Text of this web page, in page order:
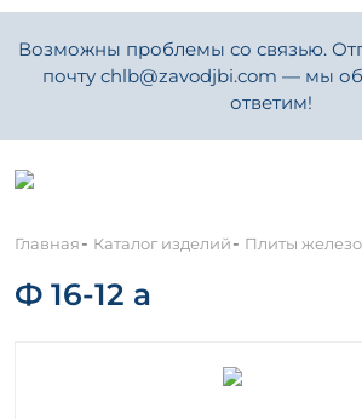
Возможны проблемы со связью.
почту chlb@zavodjbi.com — мы
ответим!
Главная- Каталог изделий- Плиты
Ф 16-12 а